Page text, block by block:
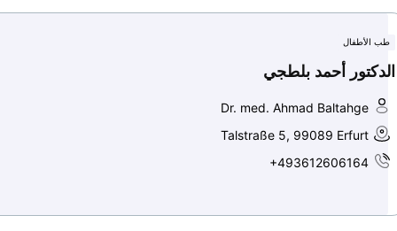
طب الأطفال
الدكتور أحمد بلطجي
Dr. med. Ahmad Baltahge
Talstraße 5, 99089 Erfurt
+493612606164